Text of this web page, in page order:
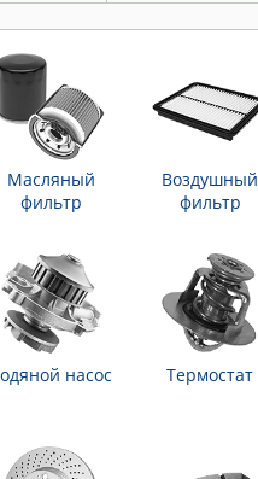
Масляный
фильтр
Воздушный
фильтр
насос Термостат